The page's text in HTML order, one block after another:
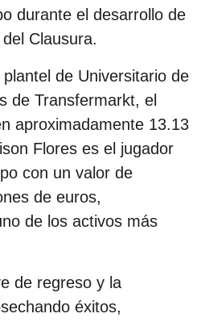
durante el desarrollo de
Clausura.
de Universitario de
de Transfermarkt, el
aproximadamente 13.13
Flores es el jugador
con un valor de
de euros,
de los activos más
de regreso y la
éxitos,